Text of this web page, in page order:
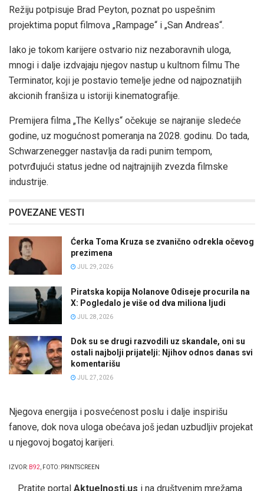
Režiju potpisuje Brad Peyton, poznat po uspešnim
projektima poput filmova „Rampage“ i „San Andreas“.
Iako je tokom karijere ostvario niz nezaboravnih uloga,
mnogi i dalje izdvajaju njegov nastup u kultnom filmu The
Terminator, koji je postavio temelje jedne od najpoznatijih
akcionih franšiza u istoriji kinematografije.
Premijera filma „The Kellys“ očekuje se najranije sledeće
godine, uz mogućnost pomeranja na 2028. godinu. Do tada,
Schwarzenegger nastavlja da radi punim tempom,
potvrđujući status jedne od najtrajnijih zvezda filmske
industrije.
POVEZANE VESTI
Ćerka Toma Kruza se zvanično odrekla očevog
prezimena
JUL 29, 2026
Piratska kopija Nolanove Odiseje procurila na
X: Pogledalo je više od dva miliona ljudi
JUL 28, 2026
Dok su se drugi razvodili uz skandale, oni su
ostali najbolji prijatelji: Njihov odnos danas svi
komentarišu
JUL 27, 2026
Njegova energija i posvećenost poslu i dalje inspirišu
fanove, dok nova uloga obećava još jedan uzbudljiv projekat
u njegovoj bogatoj karijeri.
IZVOR: B92 , FOTO: PRINTSCREEN
Pratite portal Aktuelnosti.us i na društvenim mrežama